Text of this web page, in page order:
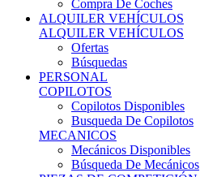
Compra De Coches
ALQUILER VEHÍCULOS
ALQUILER VEHÍCULOS
Ofertas
Búsquedas
PERSONAL
COPILOTOS
Copilotos Disponibles
Busqueda De Copilotos
MECANICOS
Mecánicos Disponibles
Búsqueda De Mecánicos